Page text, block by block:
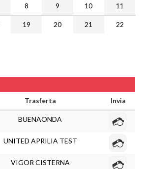
8 9 10 11
19 20 21
22
Trasferta Invia
BUENAONDA
UNITED APRILIA TEST
VIGOR CISTERNA